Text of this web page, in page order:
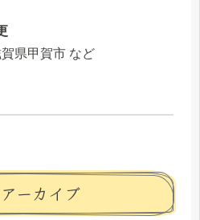
県甲賀市 など
ーカイブ